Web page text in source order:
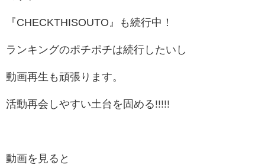
『CHECKTHISOUTO』も続行中！
ランキングのポチポチは続行したいし
動画再生も頑張ります。
活動再会しやすい土台を固める!!!!!
動画を見ると